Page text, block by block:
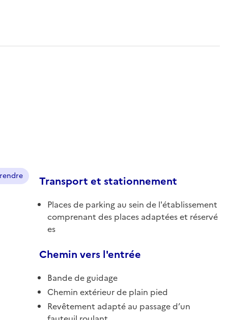
Transport et stationnement
Places de parking au sein de l'établissement
comprenant des places adaptées et réservé
es
Chemin vers l'entrée
Bande de guidage
Chemin extérieur de plain pied
Revêtement adapté au passage d’un